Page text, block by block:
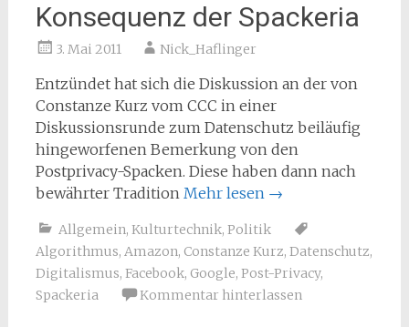
Konsequenz der Spackeria
3. Mai 2011 Nick_Haflinger
Entzündet hat sich die Diskussion an der von
Constanze Kurz vom CCC in einer
Diskussionsrunde zum Datenschutz beiläufig
hingeworfenen Bemerkung von den
Postprivacy-Spacken. Diese haben dann nach
bewährter Tradition Mehr lesen →
Allgemein, Kulturtechnik, Politik
Algorithmus, Amazon, Constanze Kurz, Datenschutz,
Digitalismus, Facebook, Google, Post-Privacy,
Spackeria
Kommentar hinterlassen